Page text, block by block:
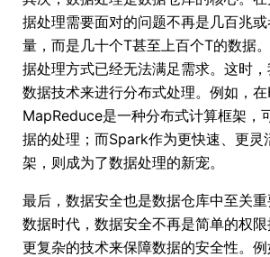
据处理需要面对的问题不再是几百兆
量，而是几十个T甚至上百个T的数据
据处理方式已经无法满足需求。这时
数据技术来进行分布式处理。例如，
MapReduce是一种分布式计算框架，
据的处理；而Spark作为更快速、更灵
架，则成为了数据处理的新宠。
最后，数据安全也是数据仓库中至关
数据时代，数据安全不再是简单的权
更复杂的技术来保障数据的安全性。例